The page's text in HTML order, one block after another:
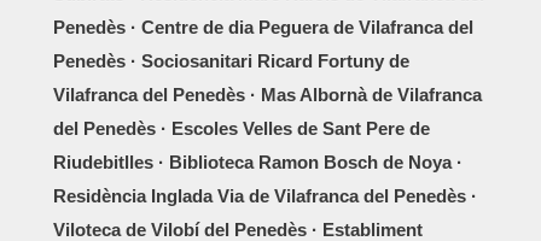
Penedès · Centre de dia Peguera de Vilafranca del
Penedès · Sociosanitari Ricard Fortuny de
Vilafranca del Penedès · Mas Albornà de Vilafranca
del Penedès · Escoles Velles de Sant Pere de
Riudebitlles · Biblioteca Ramon Bosch de Noya ·
Residència Inglada Via de Vilafranca del Penedès ·
Viloteca de Vilobí del Penedès · Establiment